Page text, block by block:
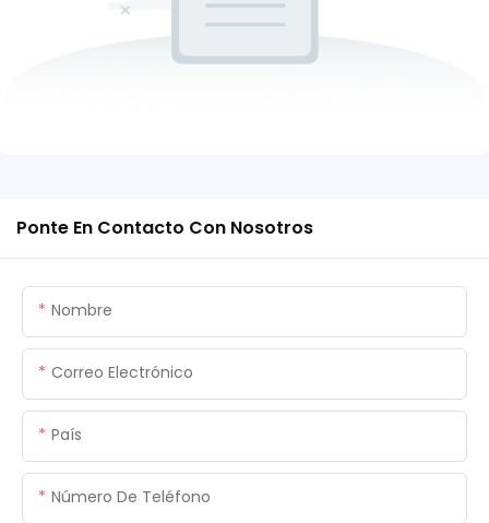
Ponte En Contacto Con Nosotros
Nombre
Correo Electrónico
País
Número De Teléfono